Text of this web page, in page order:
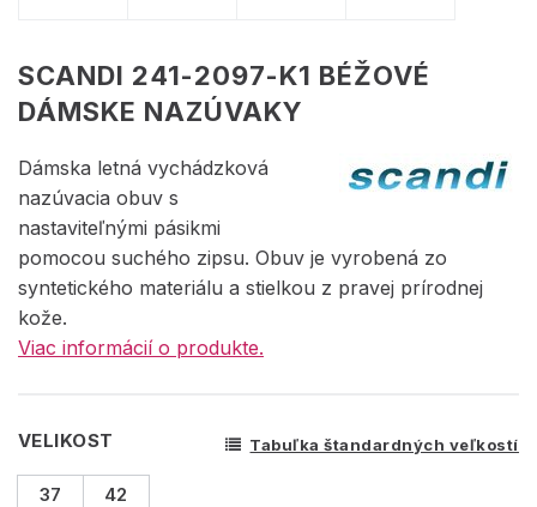
SCANDI 241-2097-K1 BÉŽOVÉ
DÁMSKE NAZÚVAKY
Dámska letná vychádzková
nazúvacia obuv s
nastaviteľnými pásikmi
pomocou suchého zipsu. Obuv je vyrobená zo
syntetického materiálu a stielkou z pravej prírodnej
kože.
Viac informácií o produkte.
VELIKOST Tabuľka štandardných veľkostí
37 42